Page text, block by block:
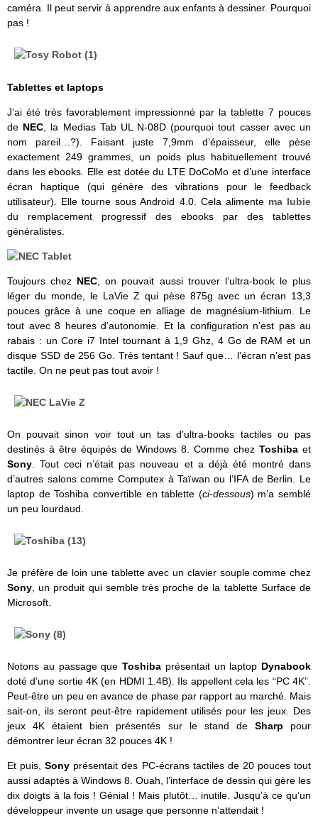
caméra. Il peut servir à apprendre aux enfants à dessiner. Pourquoi
pas !
Tablettes et laptops
J’ai été très favorablement impressionné par la tablette 7 pouces
de NEC , la Medias Tab UL N-08D (pourquoi tout casser avec un
nom pareil…?). Faisant juste 7,9mm d’épaisseur, elle pèse
exactement 249 grammes, un poids plus habituellement trouvé
dans les ebooks. Elle est dotée du LTE DoCoMo et d’une interface
écran haptique (qui génère des vibrations pour le feedback
utilisateur). Elle tourne sous Android 4.0. Cela alimente ma lubie
du remplacement progressif des ebooks par des tablettes
généralistes.
Toujours chez NEC , on pouvait aussi trouver l’ultra-book le plus
léger du monde, le LaVie Z qui pèse 875g avec un écran 13,3
pouces grâce à une coque en alliage de magnésium-lithium. Le
tout avec 8 heures d’autonomie. Et la configuration n’est pas au
rabais : un Core i7 Intel tournant à 1,9 Ghz, 4 Go de RAM et un
disque SSD de 256 Go. Très tentant ! Sauf que… l’écran n’est pas
tactile. On ne peut pas tout avoir !
On pouvait sinon voir tout un tas d’ultra-books tactiles ou pas
destinés à être équipés de Windows 8. Comme chez Toshiba et
Sony . Tout ceci n’était pas nouveau et a déjà été montré dans
d’autres salons comme Computex à Taïwan ou l’IFA de Berlin. Le
laptop de Toshiba convertible en tablette (ci-dessous) m’a semblé
un peu lourdaud.
Je préfère de loin une tablette avec un clavier souple comme chez
Sony , un produit qui semble très proche de la tablette Surface de
Microsoft.
Notons au passage que Toshiba présentait un laptop Dynabook
doté d’une sortie 4K (en HDMI 1.4B). Ils appellent cela les “PC 4K”.
Peut-être un peu en avance de phase par rapport au marché. Mais
sait-on, ils seront peut-être rapidement utilisés pour les jeux. Des
jeux 4K étaient bien présentés sur le stand de Sharp pour
démontrer leur écran 32 pouces 4K !
Et puis,Sony présentait des PC-écrans tactiles de 20 pouces tout
aussi adaptés à Windows 8. Ouah, l’interface de dessin qui gère les
dix doigts à la fois ! Génial ! Mais plutôt… inutile. Jusqu’à ce qu’un
développeur invente un usage que personne n’attendait !